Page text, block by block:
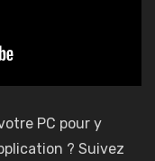
PC pour y
? Suivez